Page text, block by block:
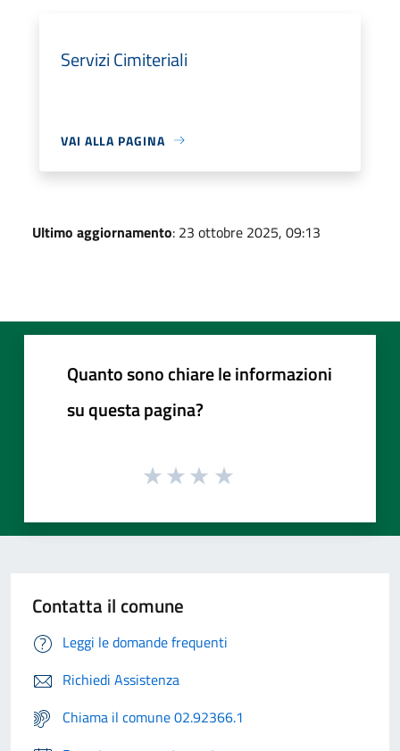
Servizi Cimiteriali
VAI ALLA PAGINA
Ultimo aggiornamento: 23 ottobre 2025, 09:13
Quanto sono chiare le informazioni
su questa pagina?
Contatta il comune
Leggi le domande frequenti
Richiedi Assistenza
Chiama il comune 02.92366.1